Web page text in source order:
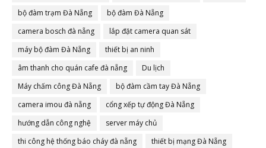
bộ đàm trạm Đà Nẵng
bộ đàm Đà Nẵng
camera bosch đà nẵng
lắp đặt camera quan sát
máy bộ đàm Đà Nẵng
thiết bị an ninh
âm thanh cho quán cafe đà nẵng
Du lịch
Máy chấm công Đà Nẵng
bộ đàm cầm tay Đà Nẵng
camera imou đà nẵng
cổng xếp tự động Đà Nẵng
hướng dẫn công nghệ
server máy chủ
thi công hệ thống báo cháy đà nẵng
thiết bị mạng Đà Nẵng